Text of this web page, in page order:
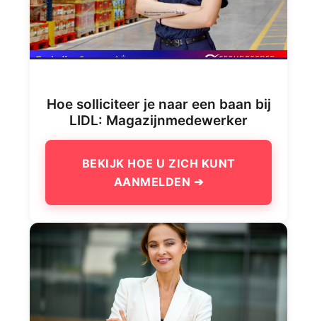
Hoe solliciteer je naar een baan bij
LIDL: Magazijnmedewerker
BEKIJK HOE U ZICH KUNT
AANMELDEN ➔